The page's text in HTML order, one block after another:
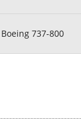
Boeing 737-800